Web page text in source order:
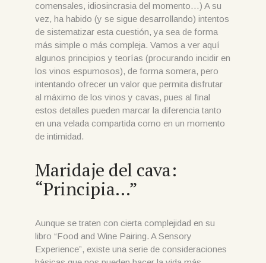
comensales, idiosincrasia del momento…) A su
vez, ha habido (y se sigue desarrollando) intentos
de sistematizar esta cuestión, ya sea de forma
más simple o más compleja. Vamos a ver aquí
algunos principios y teorías (procurando incidir en
los vinos espumosos), de forma somera, pero
intentando ofrecer un valor que permita disfrutar
al máximo de los vinos y cavas, pues al final
estos detalles pueden marcar la diferencia tanto
en una velada compartida como en un momento
de intimidad.
Maridaje del cava:
“Principia…”
Aunque se traten con cierta complejidad en su
libro “Food and Wine Pairing. A Sensory
Experience”, existe una serie de consideraciones